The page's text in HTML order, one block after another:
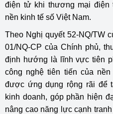
điện tử khi thương mại điện
nền kinh tế số Việt Nam.
Theo Nghị quyết 52-NQ/TW
01/NQ-CP của Chính phủ,
định hướng là lĩnh vực tiên
công nghệ tiên tiến của
được ứng dụng rộng rãi để
kinh doanh, góp phần hiện
nâng cao năng lực cạnh